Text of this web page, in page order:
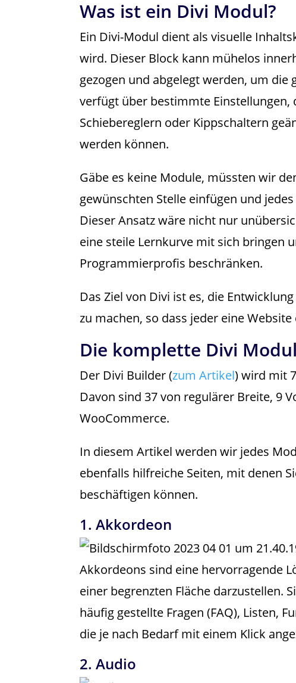
Was ist ein Divi Modul?
Ein Divi-Modul dient als visuelle
wird. Dieser Block kann mühelos
gezogen und abgelegt werden, um die
verfügt über bestimmte
Schiebereglern oder Kippschaltern
werden können.
Gäbe es keine Module, müssten wir
gewünschten Stelle einfügen und
Dieser Ansatz wäre nicht nur
eine steile Lernkurve mit sich bringen
Programmierprofis beschränken.
Das Ziel von Divi ist es, die
zu machen, so dass jeder eine
Die komplette Divi
Der Divi Builder (zum Artikel) wird mit
Davon sind 37 von regulärer Breite, 9
WooCommerce.
In diesem Artikel werden wir jedes
ebenfalls hilfreiche Seiten, mit denen
beschäftigen können.
1. Akkordeon
Akkordeons sind eine hervorragende
einer begrenzten Fläche darzustellen.
häufig gestellte Fragen (FAQ), Listen,
die je nach Bedarf mit einem Klick
2. Audio